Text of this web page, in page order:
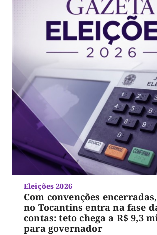
Eleições 2026
Com convenções
no Tocantins entra na fase
contas: teto chega a R$ 9,3
para governador